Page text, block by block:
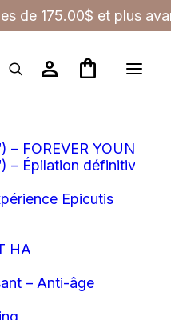
de 175.00$ et plus
person shopping_bag
FOREVER YOUNG
– Épilation définitive
Epicutis
HA
– Anti-âge